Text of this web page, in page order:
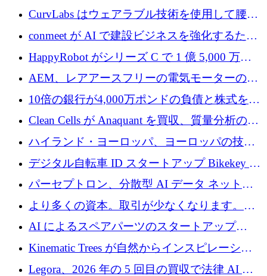
ップ、Ore Energy が新たな投資ラウンドで
4,300 万ドルを獲得
CurvLabs はウェアラブル技術を使用して腰痛
治療をどのように再考しているか
conmeet が AI で建設ビジネスを強化するため
に 600 万ユーロを調達
HappyRobot がシリーズ C で 1 億 5,000 万ド
ルを獲得し、企業運営向けにエージェント AI
を拡張
AEM、レアアースフリーの電気モーターの革
新を加速するために1,600万ポンドを確保
10倍の銀行が4,000万ポンドの負債と株式を調
達
Clean Cells が Anaquant を買収、質量分析の専
門知識によるバイオ医薬品の品質管理を拡大
ハイランド・ヨーロッパ、ヨーロッパの技術
規模拡大を支援するために11億ユーロのファ
ンドVIを閉鎖
デジタル自転車 ID スタートアップ Bikekey が
TÖNNJES への投資を確保
パーセプトロン、分散型 AI データ ネットワ
ークの構築に 650 万ドルを調達
より多くの資本。取引が少なくなります。
2026 年上半期がヨーロッパのテクノロジーに
ついて語ること
AI によるスペアパーツのスタートアップ
Intropy が 1,100 万ドルを調達
Kinematic Trees が自然からインスピレーショ
ンを得たロボット ソフトウェアを拡張するた
Legora、2026 年の 5 回目の買収で法律 AI ス